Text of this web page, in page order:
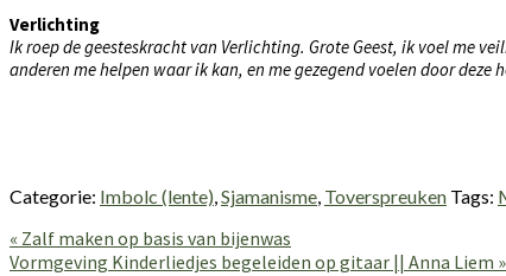
Verlichting
Ik roep de geesteskracht van Verlichting. Grote Geest, ik voel me
anderen me helpen waar ik kan, en me gezegend voelen door deze
Categorie: Imbolc (lente),Sjamanisme, Toverspreuken Tags:
Vorig
bericht:
« Zalf maken op basis van bijenwas
Volgend
Vormgeving Kinderliedjes begeleiden op gitaar || Anna Liem »